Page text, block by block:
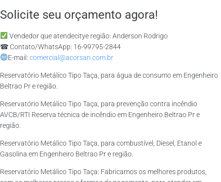
Solicite seu orçamento agora!
Vendedor que atendecitye região: Anderson Rodrigo
☎ Contato/WhatsApp: 16-99795-2844
E-mail: comercial@acorsan.com.br
Reservatório Metálico Tipo Taça, para água de consumo em Engenheiro
Beltrao Pr e região.
Reservatório Metálico Tipo Taça, para prevenção contra incêndio
AVCB/RTI Reserva técnica de incêndio em Engenheiro Beltrao Pr e
região.
Reservatório Metálico Tipo Taça, para combustível, Diesel, Etanol e
Gasolina em Engenheiro Beltrao Pr e região.
Reservatório Metálico Tipo Taça: Fabricamos os melhores produtos,